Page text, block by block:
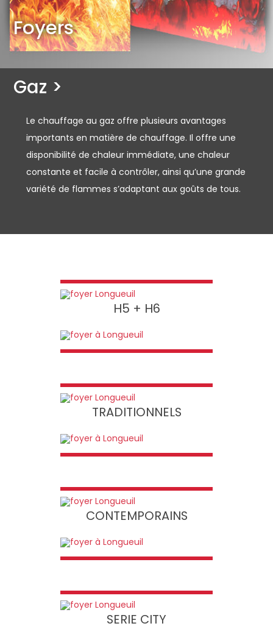
Foyers
Gaz >
Le chauffage au gaz offre plusieurs avantages
importants en matière de chauffage. Il offre une
disponibilité de chaleur immédiate, une chaleur
constante et facile à contrôler, ainsi qu’une grande
variété de flammes s’adaptant aux goûts de tous.
H5 + H6
TRADITIONNELS
CONTEMPORAINS
SERIE CITY